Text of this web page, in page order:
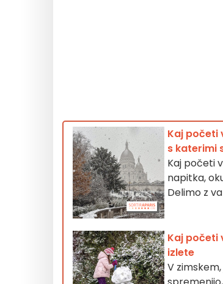
Kaj početi
s katerimi
Kaj početi
napitka,
Delimo z
Kaj početi
izlete
V